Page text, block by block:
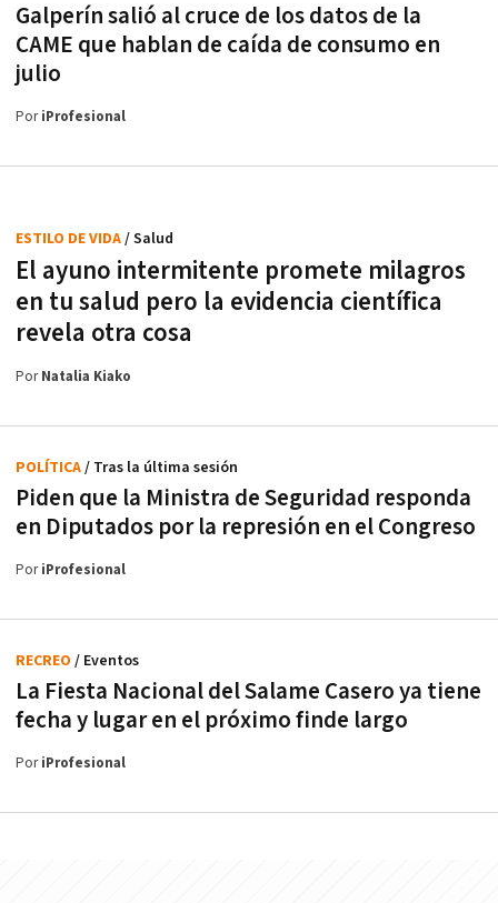
Galperín salió al cruce de los datos de la
CAME que hablan de caída de consumo en
julio
PoriProfesional
El ayuno intermitente promete milagros
en tu salud pero la evidencia científica
revela otra cosa
ESTILO DE VIDA/ Salud
PorNatalia Kiako
Piden que la Ministra de Seguridad responda
en Diputados por la represión en el Congreso
POLÍTICA/ Tras la última sesión
PoriProfesional
La Fiesta Nacional del Salame Casero ya tiene
fecha y lugar en el próximo finde largo
RECREO / Eventos
PoriProfesional